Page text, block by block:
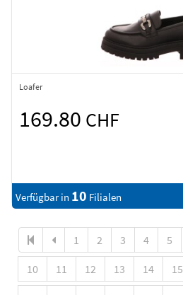
Loafer
169.80 CHF
Verfügbar in 10 Filialen
1 2 3 4 5
10 11 12 13 14 15